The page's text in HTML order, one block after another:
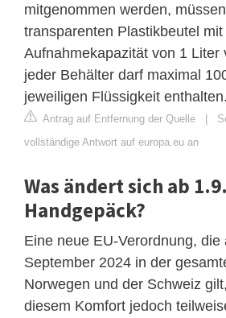
mitgenommen werden,
transparenten Plastikbeutel
Aufnahmekapazität von 1 Liter
jeder Behälter darf maximal
jeweiligen Flüssigkeit enthalten.
Antrag auf Entfernung der Quelle |
vollständige Antwort auf europa.eu an
Was ändert sich ab
Handgepäck?
Eine neue EU-Verordnung, die
September 2024 in der
Norwegen und der Schweiz
diesem Komfort jedoch